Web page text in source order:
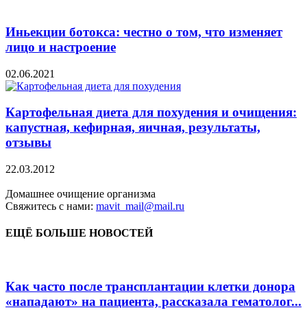
Иньекции ботокса: честно о том, что изменяет
лицо и настроение
02.06.2021
Картофельная диета для похудения и очищения:
капустная, кефирная, яичная, результаты,
отзывы
22.03.2012
Домашнее очищение организма
Свяжитесь с нами: mavit_mail@mail.ru
ЕЩЁ БОЛЬШЕ НОВОСТЕЙ
Как часто после трансплантации клетки донора
«нападают» на пациента, рассказала гематолог...